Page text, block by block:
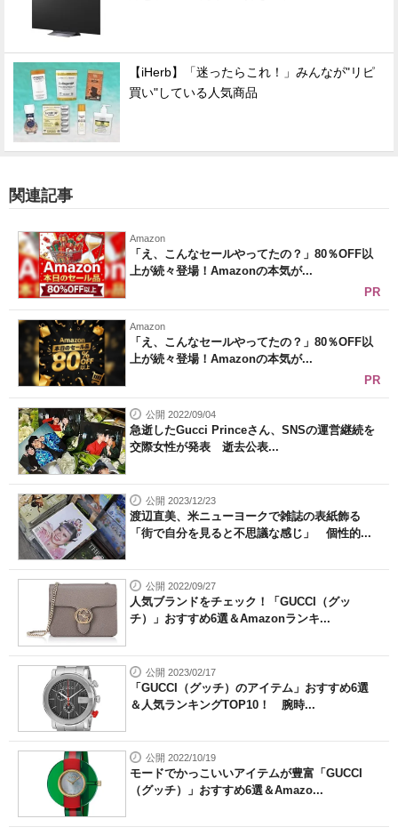
【iHerb】「迷ったらこれ！」みんなが"リピ
買い"している人気商品
関連記事
Amazon
「え、こんなセールやってたの？」80％OFF以
上が続々登場！Amazonの本気が...
PR
Amazon
「え、こんなセールやってたの？」80％OFF以
上が続々登場！Amazonの本気が...
PR
公開 2022/09/04
急逝したGucci Princeさん、SNSの運営継続を
交際女性が発表 逝去公表...
公開 2023/12/23
渡辺直美、米ニューヨークで雑誌の表紙飾る
「街で自分を見ると不思議な感じ」 個性的...
公開 2022/09/27
人気ブランドをチェック！「GUCCI（グッ
チ）」おすすめ6選＆Amazonランキ...
公開 2023/02/17
「GUCCI（グッチ）のアイテム」おすすめ6選
＆人気ランキングTOP10！ 腕時...
公開 2022/10/19
モードでかっこいいアイテムが豊富「GUCCI
（グッチ）」おすすめ6選＆Amazo...